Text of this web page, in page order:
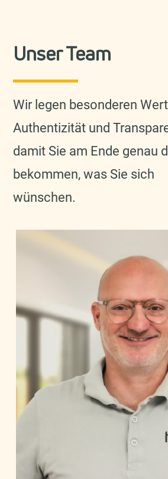
Unser Team
Wir legen besonderen
Authentizität und
damit Sie am Ende genau
bekommen, was Sie sich
wünschen.